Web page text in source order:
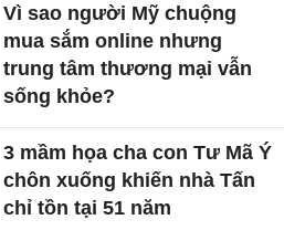
Vì sao người Mỹ chuộng
mua sắm online nhưng
trung tâm thương mại vẫn
sống khỏe?
3 mầm họa cha con Tư Mã Ý
chôn xuống khiến nhà Tấn
chỉ tồn tại 51 năm